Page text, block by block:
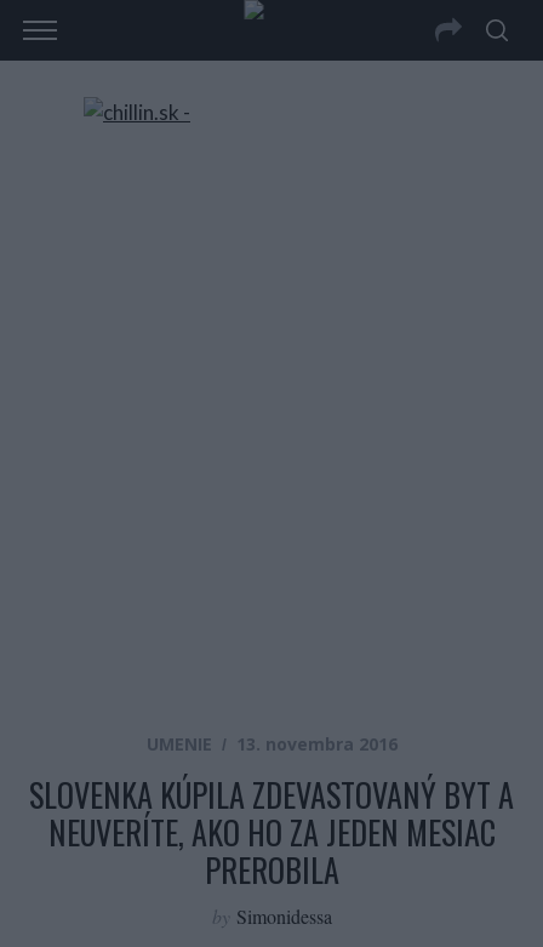
UMENIE 13. novembra 2016
SLOVENKA KÚPILA ZDEVASTOVANÝ BYT A
NEUVERÍTE, AKO HO ZA JEDEN MESIAC
PREROBILA
by Simonidessa